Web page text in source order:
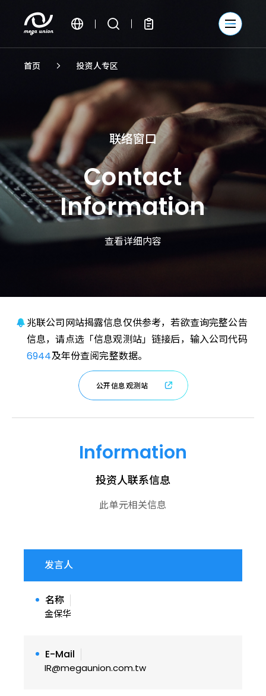
繁體中文
English
首页 投资人专区
联络窗口
Contact
Information
查看详细内容
兆联公司网站揭露信息仅供参考，若欲查询完整公告
信息，请点选「信息观测站」链接后，输入公司代码
6944及年份查阅完整数据。
公开信息观测站
Information
投资人联系信息
此单元相关信息
发言人
名称
金保华
E-Mail
IR@megaunion.com.tw